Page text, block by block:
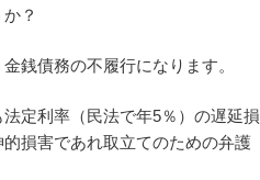
？
銭債務の不履行になります。
定利率（民法で年5％）の遅延損
損害であれ取立てのための弁護